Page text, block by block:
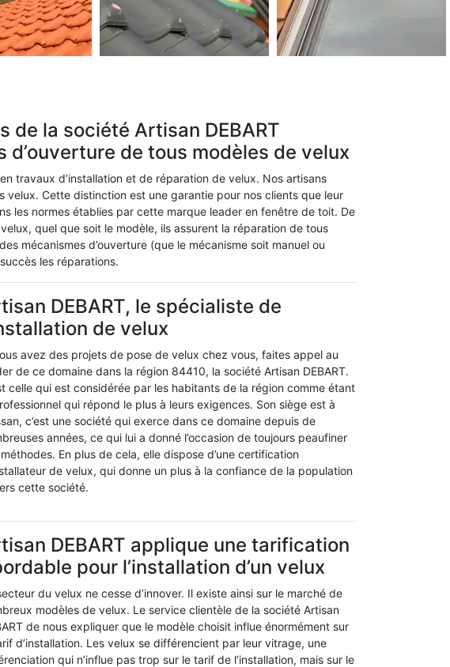
de la société Artisan DEBART
d’ouverture de tous modèles de velux
travaux d’installation et de réparation de velux. Nos artisans
velux. Cette distinction est une garantie pour nos clients que leur
les normes établies par cette marque leader en fenêtre de toit. De
quel que soit le modèle, ils assurent la réparation de tous
mécanismes d’ouverture (que le mécanisme soit manuel ou
les réparations.
DEBART, le spécialiste de
de velux
avez des projets de pose de velux chez vous, faites appel au
de ce domaine dans la région 84410, la société Artisan DEBART.
celle qui est considérée par les habitants de la région comme étant
qui répond le plus à leurs exigences. Son siège est à
c’est une société qui exerce dans ce domaine depuis de
années, ce qui lui a donné l’occasion de toujours peaufiner
En plus de cela, elle dispose d’une certification
de velux, qui donne un plus à la confiance de la population
cette société.
DEBART applique une tarification
pour l’installation d’un velux
du velux ne cesse d’innover. Il existe ainsi sur le marché de
modèles de velux. Le service clientèle de la société Artisan
de nous expliquer que le modèle choisit influe énormément sur
d’installation. Les velux se différencient par leur vitrage, une
qui n’influe pas trop sur le tarif de l’installation, mais sur le